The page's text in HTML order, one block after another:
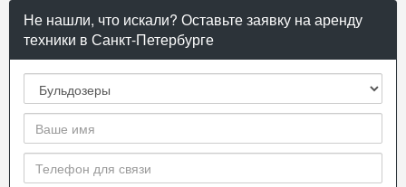
Не нашли, что искали? Оставьте заявку на аренду
техники в Санкт-Петербурге